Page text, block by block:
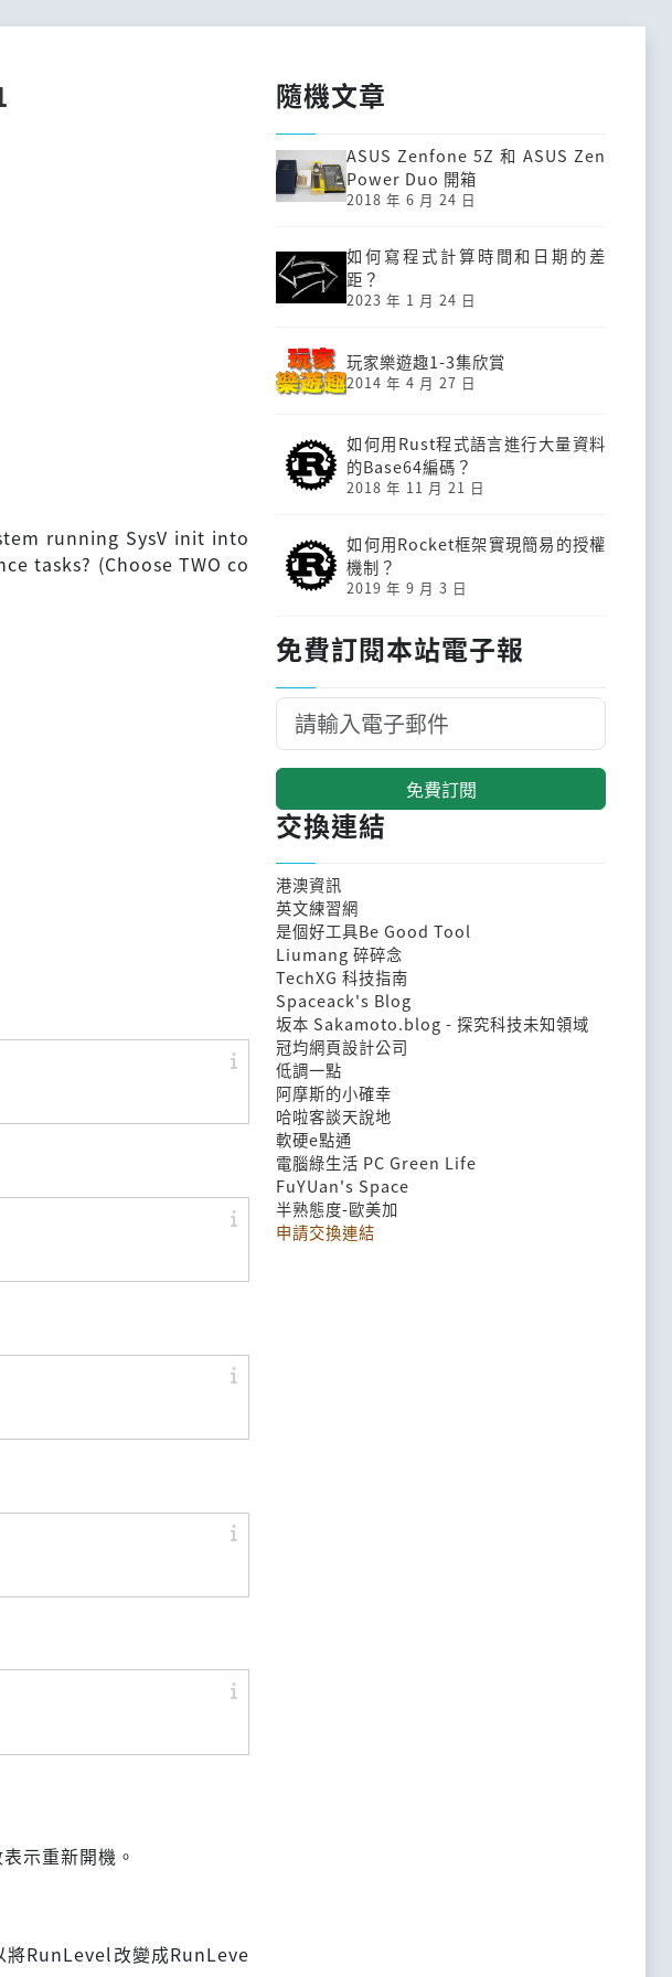
running SysV init into
tasks? (Choose TWO co
示重新開機。
RunLevel改變成RunLeve
隨機文章
ASUS Zenfone 5Z 和 ASUS Zen
Power Duo 開箱
2018 年 6 月 24 日
如何寫程式計算時間和日期的差
距？
2023 年 1 月 24 日
玩家樂遊趣1-3集欣賞
2014 年 4 月 27 日
如何用Rust程式語言進行大量資料
的Base64編碼？
2018 年 11 月 21 日
如何用Rocket框架實現簡易的授權
機制？
2019 年 9 月 3 日
免費訂閱本站電子報
免費訂閱
交換連結
港澳資訊
英文練習網
是個好工具Be Good Tool
Liumang 碎碎念
TechXG 科技指南
Spaceack's Blog
坂本 Sakamoto.blog - 探究科技未知領域
冠均網頁設計公司
低調一點
阿摩斯的小確幸
哈啦客談天說地
軟硬e點通
電腦綠生活 PC Green Life
FuYUan's Space
半熟態度-歐美加
申請交換連結